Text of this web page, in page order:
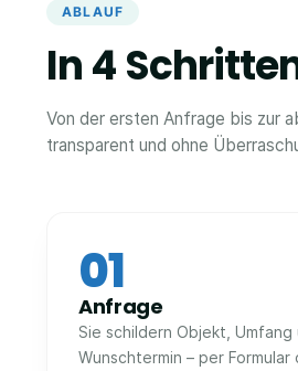
ABLAUF
In 4
Von der ersten Anfrage bis zur
transparent und ohne
01
Anfrage
Sie schildern Objekt, Umfang
Wunschtermin – per Formular